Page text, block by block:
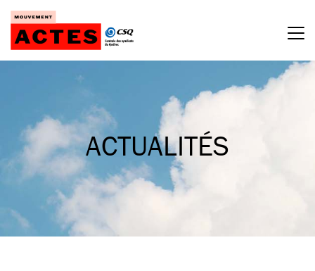
Passer
contenu
ACTUALITÉS